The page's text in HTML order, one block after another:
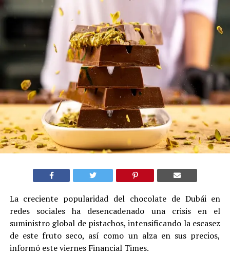
La creciente popularidad del chocolate de Dubái en
redes sociales ha desencadenado una crisis en el
suministro global de pistachos, intensificando la escasez
de este fruto seco, así como un alza en sus precios,
informó este viernes Financial Times.